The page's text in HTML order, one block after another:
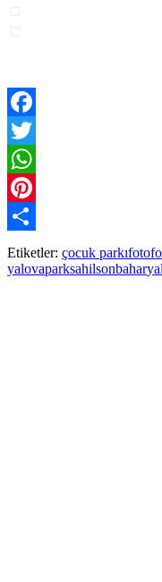
Facebook
Twitter
WhatsApp
Pinterest
Paylaş
Etiketler: çocuk parkıfoto
yalovaparksahilsonbahar